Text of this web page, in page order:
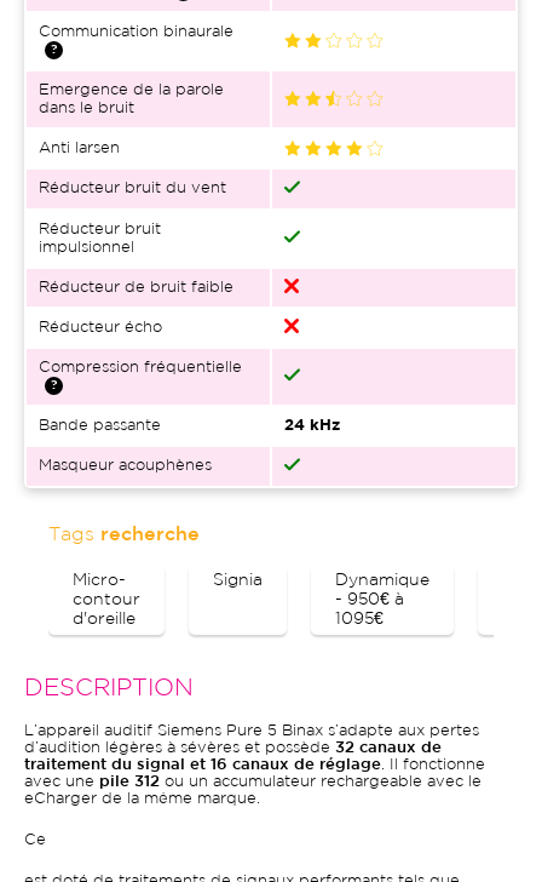
Communication binaurale
Emergence de la parole
dans le bruit
Anti larsen
Réducteur bruit du vent
Réducteur bruit
impulsionnel
Réducteur de bruit faible
Réducteur écho
Compression fréquentielle
Bande passante 24 kHz
Masqueur acouphènes
Tags recherche
Micro-
contour
d'oreille
Signia
Dynamique
- 950€ à
1095€
DESCRIPTION
L’appareil auditif Siemens Pure 5 Binax s’adapte aux pertes
d’audition légères à sévères et possède 32 canaux de
traitement du signal et 16 canaux de réglage . Il fonctionne
avec une pile 312 ou un accumulateur rechargeable avec le
eCharger de la même marque.
Ce